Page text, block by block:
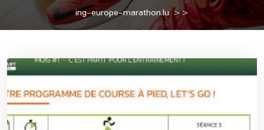
ing-europe-marathon.lu>>